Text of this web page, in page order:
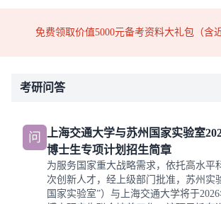
免费领取价值5000元备考资料大礼包（含
考研问答
问
上海交通大学与苏州国家实验室
博士生专项计划招生简章
为服务国家重大战略需求，依托高水平
次创新人才，经上级部门批准，苏州实
国家实验室”）与上海交通大学将于